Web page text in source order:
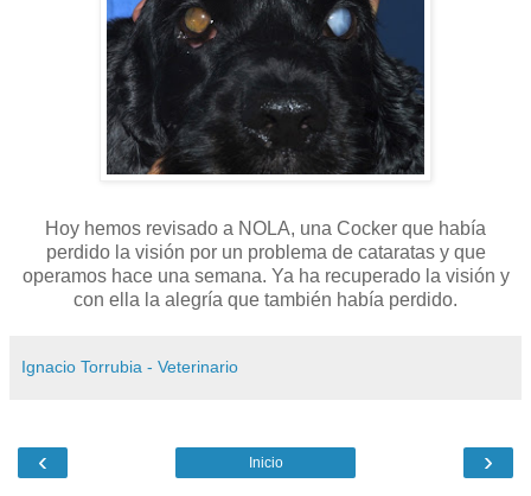
Hoy hemos revisado a NOLA, una Cocker que había
perdido la visión por un problema de cataratas y que
operamos hace una semana. Ya ha recuperado la visión y
con ella la alegría que también había perdido.
Ignacio Torrubia - Veterinario
‹ ›
Inicio